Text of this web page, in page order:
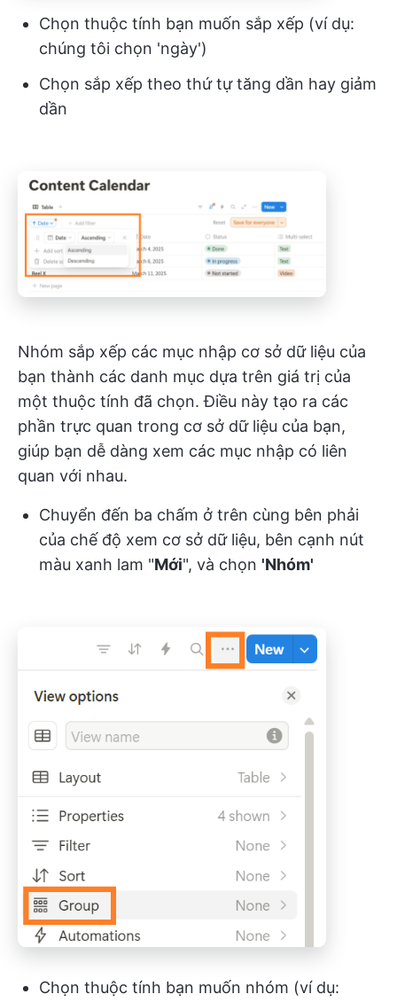
Chọn thuộc tính bạn muốn sắp xếp (ví dụ:
chúng tôi chọn 'ngày')
Chọn sắp xếp theo thứ tự tăng dần hay giảm
dần
Nhóm sắp xếp các mục nhập cơ sở dữ liệu của
bạn thành các danh mục dựa trên giá trị của
một thuộc tính đã chọn. Điều này tạo ra các
phần trực quan trong cơ sở dữ liệu của bạn,
giúp bạn dễ dàng xem các mục nhập có liên
quan với nhau.
Chuyển đến ba chấm ở trên cùng bên phải
của chế độ xem cơ sở dữ liệu, bên cạnh nút
màu xanh lam "Mới", và chọn 'Nhóm'
Chọn thuộc tính bạn muốn nhóm (ví dụ: